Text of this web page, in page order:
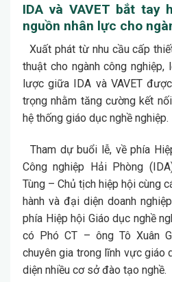
IDA và VAVET bắt tay
nguồn nhân lực cho
Xuất phát từ nhu cầu cấp
thuật cho ngành công nghiệp,
lược giữa IDA và VAVET
trọng nhằm tăng cường kết
hệ thống giáo dục nghề nghiệp.
Tham dự buổi lễ, về phía
Công nghiệp Hải Phòng
Tùng – Chủ tịch hiệp hội cùng
hành và đại diện doanh
phía Hiệp hội Giáo dục nghề
có Phó CT – ông Tô Xuân
chuyên gia trong lĩnh vực giáo
diện nhiều cơ sở đào tạo nghề.